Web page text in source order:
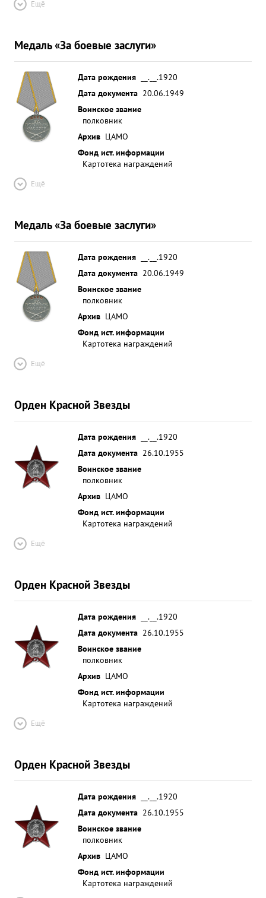
Ещё
Медаль «За боевые заслуги»
Дата рождения
__.__.1920
Дата документа 20.06.1949
Воинское звание
полковник
Архив ЦАМО
Фонд ист. информации
Картотека награждений
Ещё
Медаль «За боевые заслуги»
Дата рождения
__.__.1920
Дата документа 20.06.1949
Воинское звание
полковник
Архив ЦАМО
Фонд ист. информации
Картотека награждений
Ещё
Орден Красной Звезды
Дата рождения
__.__.1920
Дата документа 26.10.1955
Воинское звание
полковник
Архив ЦАМО
Фонд ист. информации
Картотека награждений
Ещё
Орден Красной Звезды
Дата рождения
__.__.1920
Дата документа 26.10.1955
Воинское звание
полковник
Архив ЦАМО
Фонд ист. информации
Картотека награждений
Ещё
Орден Красной Звезды
Дата рождения
__.__.1920
Дата документа 26.10.1955
Воинское звание
полковник
Архив ЦАМО
Фонд ист. информации
Картотека награждений